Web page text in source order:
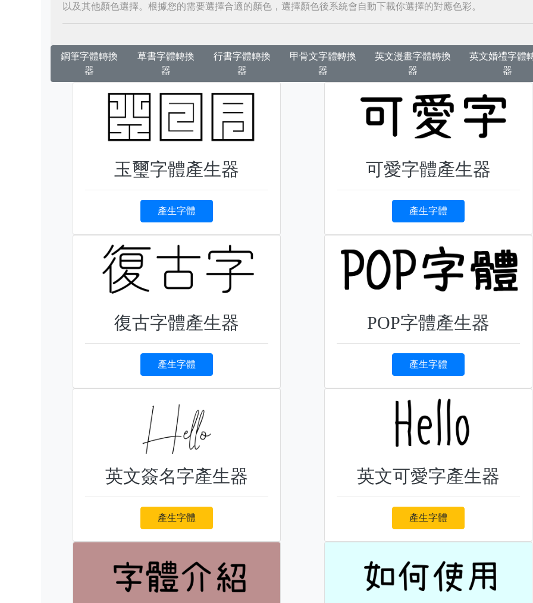
以及其他顏色選擇。根據您的需要選擇合適的顏色，選擇顏色後系統會自動下載你選擇的對應色彩。
鋼筆字體轉換
器
草書字體轉換
器
行書字體轉換
器
甲骨文字體轉換
器
英文漫畫字體轉換
器
英文婚禮字體
器
玉璽字體產生器
產生字體
可愛字體產生器
產生字體
復古字體產生器
產生字體
POP字體產生器
產生字體
英文簽名字產生器
產生字體
英文可愛字產生器
產生字體